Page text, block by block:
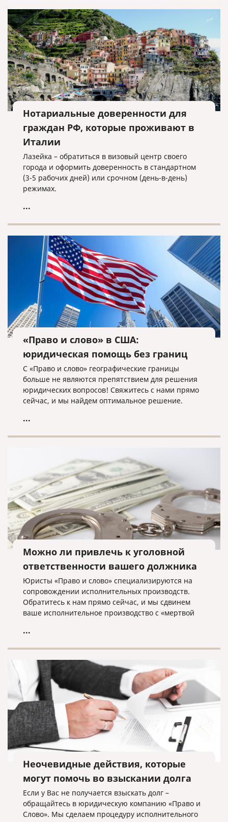
Нотариальные доверенности для
граждан РФ, которые проживают в
Италии
Лазейка – обратиться в визовый центр своего
города и оформить доверенность в стандартном
(3-5 рабочих дней) или срочном (день-в-день)
режимах.
...
«Право и слово» в США:
юридическая помощь без границ
С «Право и слово» географические границы
больше не являются препятствием для решения
юридических вопросов! Свяжитесь с нами прямо
сейчас, и мы найдем оптимальное решение.
...
Можно ли привлечь к уголовной
ответственности вашего должника
Юристы «Право и слово» специализируются на
сопровождении исполнительных производств.
Обратитесь к нам прямо сейчас, и мы сдвинем
ваше исполнительное производство с «мертвой
...
Неочевидные действия, которые
могут помочь во взыскании долга
Если у Вас не получается взыскать долг –
обращайтесь в юридическую компанию «Право и
Слово». Мы сделаем процедуру исполнительного